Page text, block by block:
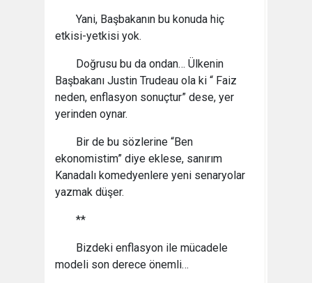
Yani, Başbakanın bu konuda hiç
etkisi-yetkisi yok.
Doğrusu bu da ondan… Ülkenin
Başbakanı Justin Trudeau ola ki “ Faiz
neden, enflasyon sonuçtur” dese, yer
yerinden oynar.
Bir de bu sözlerine “Ben
ekonomistim” diye eklese, sanırım
Kanadalı komedyenlere yeni senaryolar
yazmak düşer.
**
Bizdeki enflasyon ile mücadele
modeli son derece önemli…